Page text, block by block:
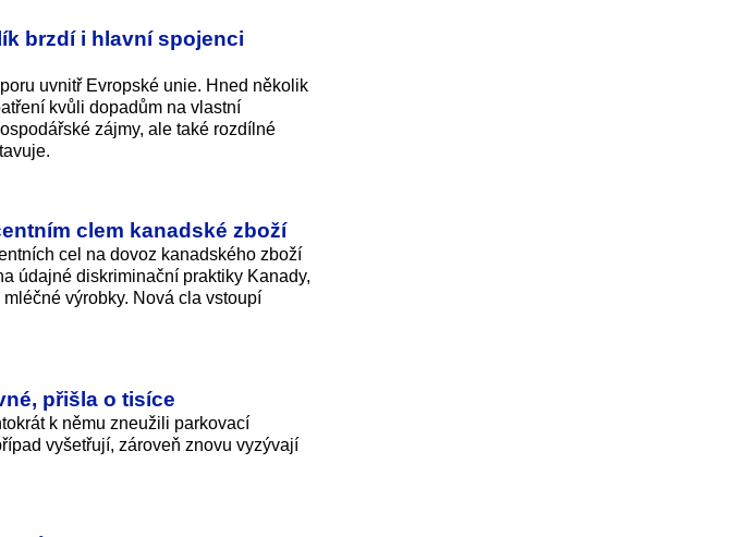
brzdí i hlavní spojenci
uvnitř Evropské unie. Hned několik
kvůli dopadům na vlastní
zájmy, ale také rozdílné
clem kanadské zboží
cel na dovoz kanadského zboží
údajné diskriminační praktiky Kanady,
výrobky. Nová cla vstoupí
přišla o tisíce
k němu zneužili parkovací
vyšetřují, zároveň znovu vyzývají